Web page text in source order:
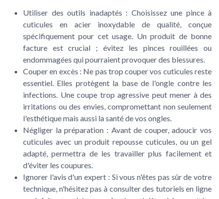
Utiliser des outils inadaptés : Choisissez une pince à
cuticules en acier inoxydable de qualité, conçue
spécifiquement pour cet usage. Un produit de bonne
facture est crucial ; évitez les pinces rouillées ou
endommagées qui pourraient provoquer des blessures.
Couper en excès : Ne pas trop couper vos cuticules reste
essentiel. Elles protègent la base de l'ongle contre les
infections. Une coupe trop agressive peut mener à des
irritations ou des envies, compromettant non seulement
l'esthétique mais aussi la santé de vos ongles.
Négliger la préparation : Avant de couper, adoucir vos
cuticules avec un produit repousse cuticules, ou un gel
adapté, permettra de les travailler plus facilement et
d'éviter les coupures.
Ignorer l'avis d'un expert : Si vous n'êtes pas sûr de votre
technique, n'hésitez pas à consulter des tutoriels en ligne